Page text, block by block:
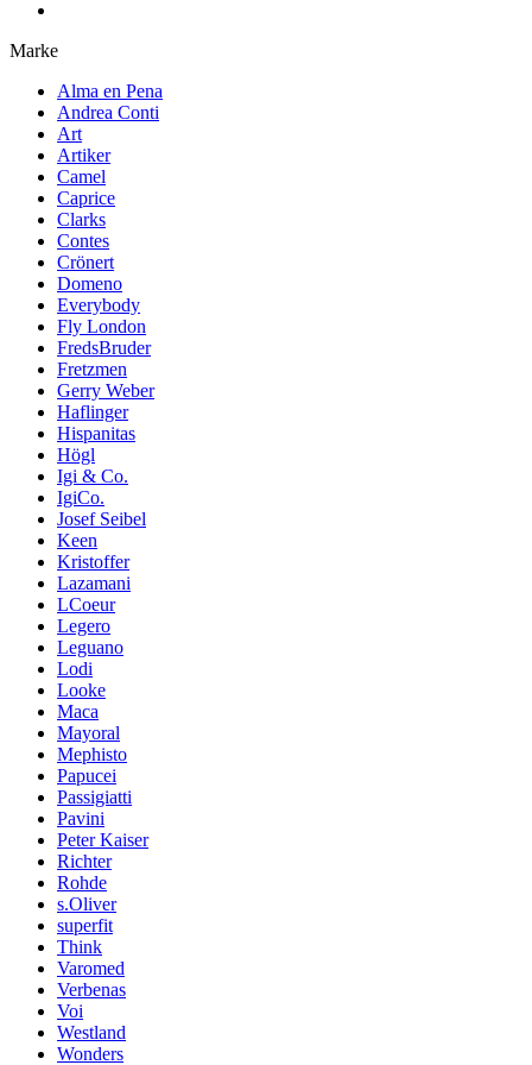
Marke
Alma en Pena
Andrea Conti
Art
Artiker
Camel
Caprice
Clarks
Contes
Crönert
Domeno
Everybody
Fly London
FredsBruder
Fretzmen
Gerry Weber
Haflinger
Hispanitas
Högl
Igi & Co.
IgiCo.
Josef Seibel
Keen
Kristoffer
Lazamani
LCoeur
Legero
Leguano
Lodi
Looke
Maca
Mayoral
Mephisto
Papucei
Passigiatti
Pavini
Peter Kaiser
Richter
Rohde
s.Oliver
superfit
Think
Varomed
Verbenas
Voi
Westland
Wonders